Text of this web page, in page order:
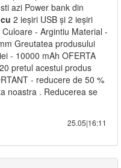
azi Power bank din
cu 2 ieșiri USB și 2 ieșiri
- Argintiu Material -
Greutatea produsului
- 10000 mAh OFERTA
pretul acestui produs
- reducere de 50 %
noastra . Reducerea se
25.05|16:11